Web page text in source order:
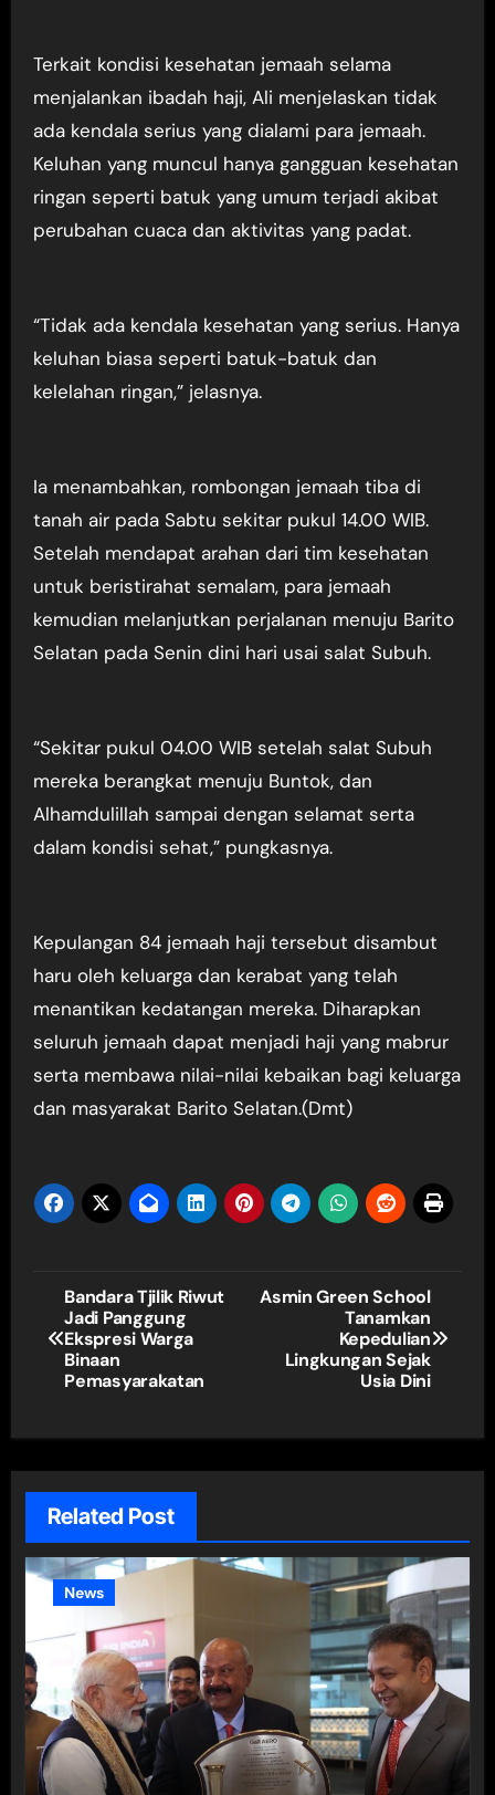
Terkait kondisi kesehatan jemaah selama
menjalankan ibadah haji, Ali menjelaskan tidak
ada kendala serius yang dialami para jemaah.
Keluhan yang muncul hanya gangguan kesehatan
ringan seperti batuk yang umum terjadi akibat
perubahan cuaca dan aktivitas yang padat.
“Tidak ada kendala kesehatan yang serius. Hanya
keluhan biasa seperti batuk-batuk dan
kelelahan ringan,” jelasnya.
Ia menambahkan, rombongan jemaah tiba di
tanah air pada Sabtu sekitar pukul 14.00 WIB.
Setelah mendapat arahan dari tim kesehatan
untuk beristirahat semalam, para jemaah
kemudian melanjutkan perjalanan menuju Barito
Selatan pada Senin dini hari usai salat Subuh.
“Sekitar pukul 04.00 WIB setelah salat Subuh
mereka berangkat menuju Buntok, dan
Alhamdulillah sampai dengan selamat serta
dalam kondisi sehat,” pungkasnya.
Kepulangan 84 jemaah haji tersebut disambut
haru oleh keluarga dan kerabat yang telah
menantikan kedatangan mereka. Diharapkan
seluruh jemaah dapat menjadi haji yang mabrur
serta membawa nilai-nilai kebaikan bagi keluarga
dan masyarakat Barito Selatan.(Dmt)
Navigasi
pos
Bandara Tjilik Riwut
Jadi Panggung
Ekspresi Warga
Binaan
Pemasyarakatan
Asmin Green School
Tanamkan
Kepedulian
Lingkungan Sejak
Usia Dini
Related Post
News